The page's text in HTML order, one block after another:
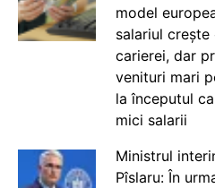
model
salariul
carierei, dar
venituri mari
la începutul
mici salarii
Ministrul
Pîslaru: În